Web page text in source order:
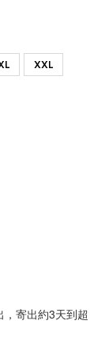
XXL
寄出約3天到超